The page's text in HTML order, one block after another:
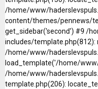
/home/www/
content/themes/pennews/
get_sidebar('second') #9 /
includes/
/home/www/
load_template('/home/
/home/www/
template.php(206):